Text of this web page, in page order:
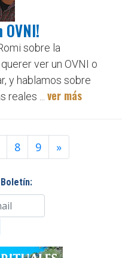
OVNI!
sobre la
ver un OVNI o
y hablamos sobre
... ver más
8 9 »